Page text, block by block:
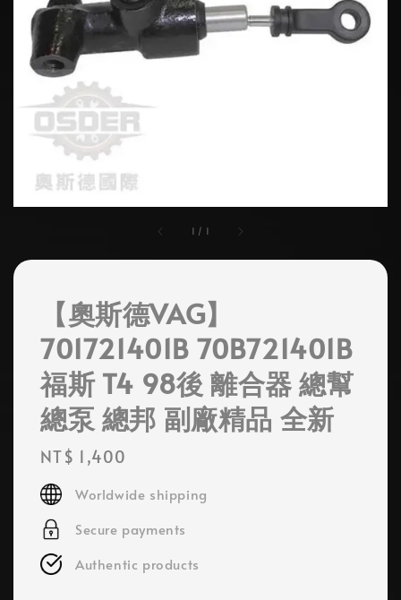
1 / 1
【奧斯德VAG】
701721401B 70B721401B
福斯 T4 98後 離合器 總幫
總泵 總邦 副廠精品 全新
Regular
price
NT$ 1,400
Worldwide shipping
Secure payments
Authentic products